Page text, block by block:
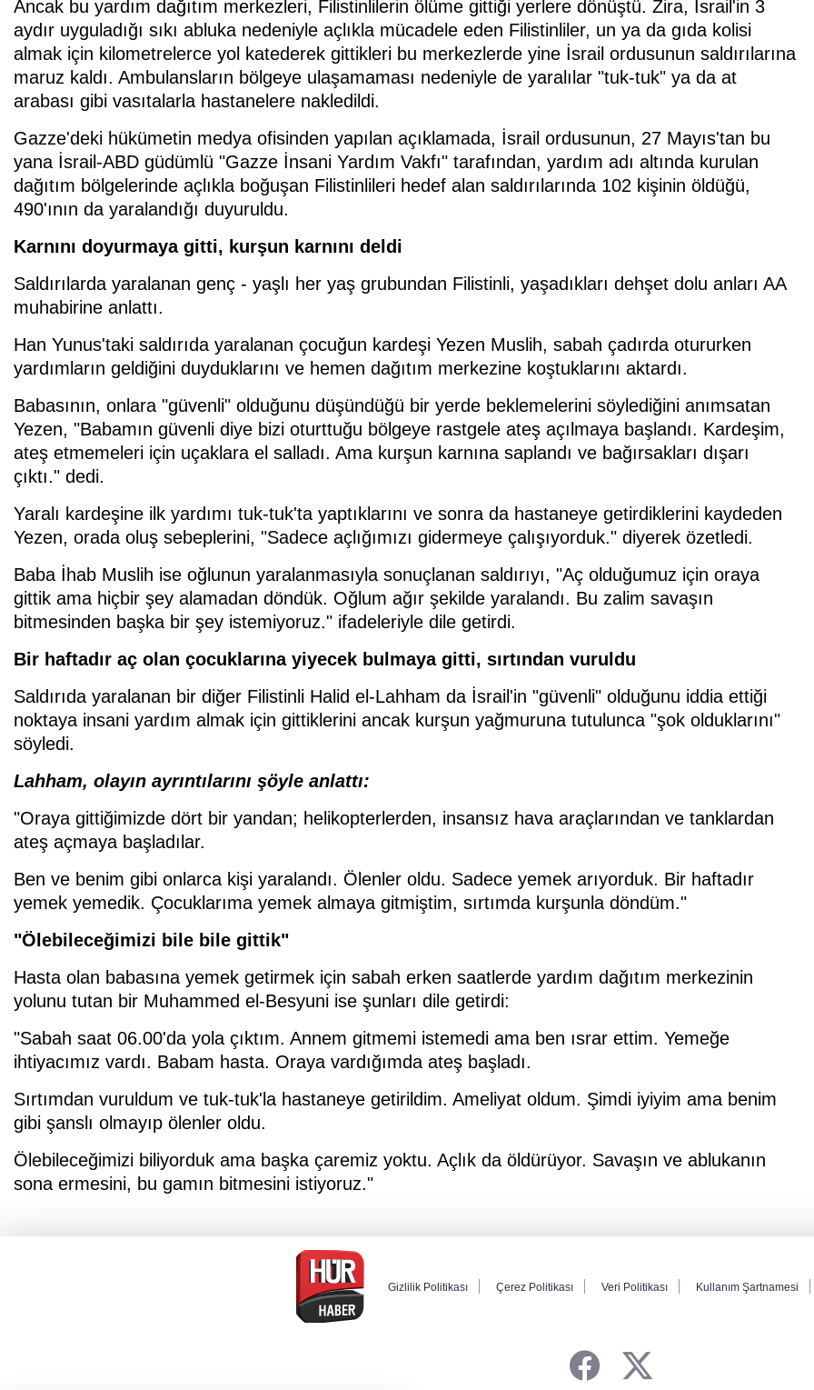
Ancak bu yardım dağıtım merkezleri, Filistinlilerin ölüme gittiği yerlere dönüştü. Zira, İsrail'in 3
aydır uyguladığı sıkı abluka nedeniyle açlıkla mücadele eden Filistinliler, un ya da gıda kolisi
almak için kilometrelerce yol katederek gittikleri bu merkezlerde yine İsrail ordusunun saldırılarına
maruz kaldı. Ambulansların bölgeye ulaşamaması nedeniyle de yaralılar "tuk-tuk" ya da at
arabası gibi vasıtalarla hastanelere nakledildi.
Gazze'deki hükümetin medya ofisinden yapılan açıklamada, İsrail ordusunun, 27 Mayıs'tan bu
yana İsrail-ABD güdümlü "Gazze İnsani Yardım Vakfı" tarafından, yardım adı altında kurulan
dağıtım bölgelerinde açlıkla boğuşan Filistinlileri hedef alan saldırılarında 102 kişinin öldüğü,
490'ının da yaralandığı duyuruldu.
Karnını doyurmaya gitti, kurşun karnını deldi
Saldırılarda yaralanan genç - yaşlı her yaş grubundan Filistinli, yaşadıkları dehşet dolu anları AA
muhabirine anlattı.
Han Yunus'taki saldırıda yaralanan çocuğun kardeşi Yezen Muslih, sabah çadırda otururken
yardımların geldiğini duyduklarını ve hemen dağıtım merkezine koştuklarını aktardı.
Babasının, onlara "güvenli" olduğunu düşündüğü bir yerde beklemelerini söylediğini anımsatan
Yezen, "Babamın güvenli diye bizi oturttuğu bölgeye rastgele ateş açılmaya başlandı. Kardeşim,
ateş etmemeleri için uçaklara el salladı. Ama kurşun karnına saplandı ve bağırsakları dışarı
çıktı." dedi.
Yaralı kardeşine ilk yardımı tuk-tuk'ta yaptıklarını ve sonra da hastaneye getirdiklerini kaydeden
Yezen, orada oluş sebeplerini, "Sadece açlığımızı gidermeye çalışıyorduk." diyerek özetledi.
Baba İhab Muslih ise oğlunun yaralanmasıyla sonuçlanan saldırıyı, "Aç olduğumuz için oraya
gittik ama hiçbir şey alamadan döndük. Oğlum ağır şekilde yaralandı. Bu zalim savaşın
bitmesinden başka bir şey istemiyoruz." ifadeleriyle dile getirdi.
Bir haftadır aç olan çocuklarına yiyecek bulmaya gitti, sırtından vuruldu
Saldırıda yaralanan bir diğer Filistinli Halid el-Lahham da İsrail'in "güvenli" olduğunu iddia ettiği
noktaya insani yardım almak için gittiklerini ancak kurşun yağmuruna tutulunca "şok olduklarını"
söyledi.
Lahham, olayın ayrıntılarını şöyle anlattı:
"Oraya gittiğimizde dört bir yandan; helikopterlerden, insansız hava araçlarından ve tanklardan
ateş açmaya başladılar.
Ben ve benim gibi onlarca kişi yaralandı. Ölenler oldu. Sadece yemek arıyorduk. Bir haftadır
yemek yemedik. Çocuklarıma yemek almaya gitmiştim, sırtımda kurşunla döndüm."
"Ölebileceğimizi bile bile gittik"
Hasta olan babasına yemek getirmek için sabah erken saatlerde yardım dağıtım merkezinin
yolunu tutan bir Muhammed el-Besyuni ise şunları dile getirdi:
"Sabah saat 06.00'da yola çıktım. Annem gitmemi istemedi ama ben ısrar ettim. Yemeğe
ihtiyacımız vardı. Babam hasta. Oraya vardığımda ateş başladı.
Sırtımdan vuruldum ve tuk-tuk'la hastaneye getirildim. Ameliyat oldum. Şimdi iyiyim ama benim
gibi şanslı olmayıp ölenler oldu.
Ölebileceğimizi biliyorduk ama başka çaremiz yoktu. Açlık da öldürüyor. Savaşın ve ablukanın
sona ermesini, bu gamın bitmesini istiyoruz."
Gizlilik Politikası Çerez Politikası Veri Politikası Kullanım Şartnamesi